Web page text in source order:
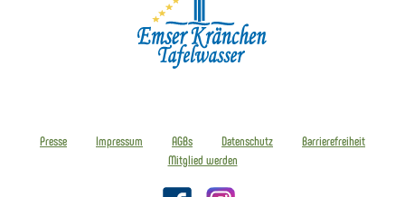
Presse Impressum AGBs Datenschutz
Barrierefreiheit
Mitglied werden